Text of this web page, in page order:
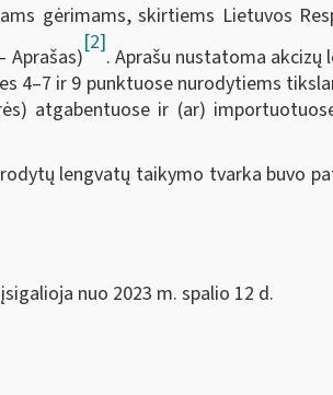
gėrimams, skirtiems Lietuvos
Aprašas)
[2]
. Aprašu nustatoma akcizų
4–7 ir 9 punktuose nurodytiems
atgabentuose ir (ar)
lengvatų taikymo tvarka buvo
nuo 2023 m. spalio 12 d.